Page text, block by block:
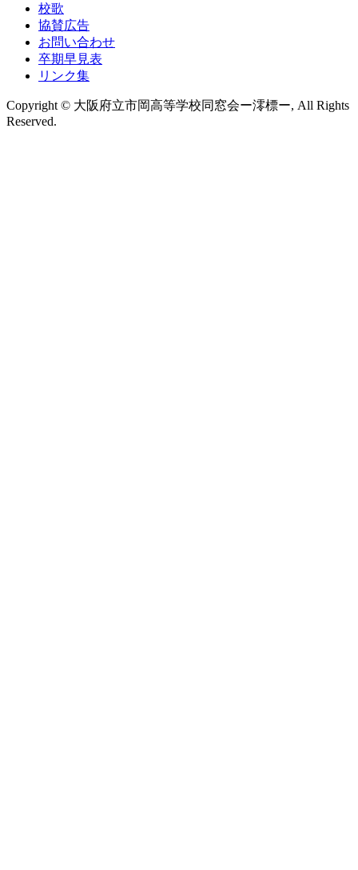
校歌
協賛広告
お問い合わせ
卒期早見表
リンク集
Copyright © 大阪府立市岡高等学校同窓会ー澪標ー, All Rights
Reserved.